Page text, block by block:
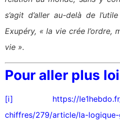
s’agit d’aller au-delà de
Exupéry, « la vie crée l’ordre,
vie ».
Pour aller plus
[i]
https://
chiffres/279/article/la-